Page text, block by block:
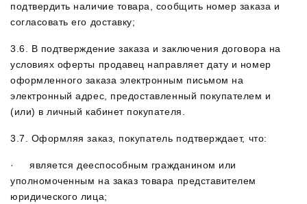
подтвердить наличие товара, сообщить номер заказа и
согласовать его доставку;
3.6. В подтверждение заказа и заключения договора на
условиях оферты продавец направляет дату и номер
оформленного заказа электронным письмом на
электронный адрес, предоставленный покупателем и
(или) в личный кабинет покупателя.
3.7. Оформляя заказ, покупатель подтверждает, что:
· является дееспособным гражданином или
уполномоченным на заказ товара представителем
юридического лица;